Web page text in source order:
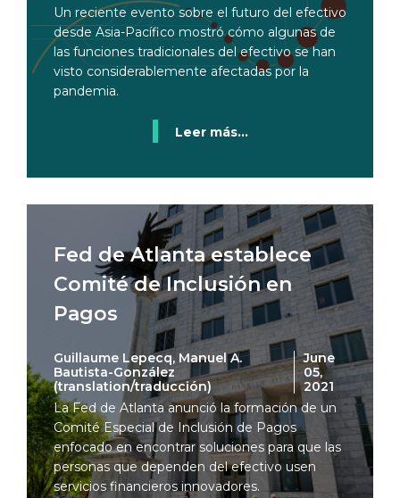
Un reciente evento sobre el futuro del efectivo
desde Asia-Pacífico mostró cómo algunas de
las funciones tradicionales del efectivo se han
visto considerablemente afectadas por la
pandemia.
Leer más...
Fed de Atlanta establece
Comité de Inclusión en
Pagos
Guillaume Lepecq, Manuel A.
Bautista-González
(translation/traducción)
June
05,
2021
La Fed de Atlanta anunció la formación de un
Comité Especial de Inclusión de Pagos
enfocado en encontrar soluciones para que las
personas que dependen del efectivo usen
servicios financieros innovadores.